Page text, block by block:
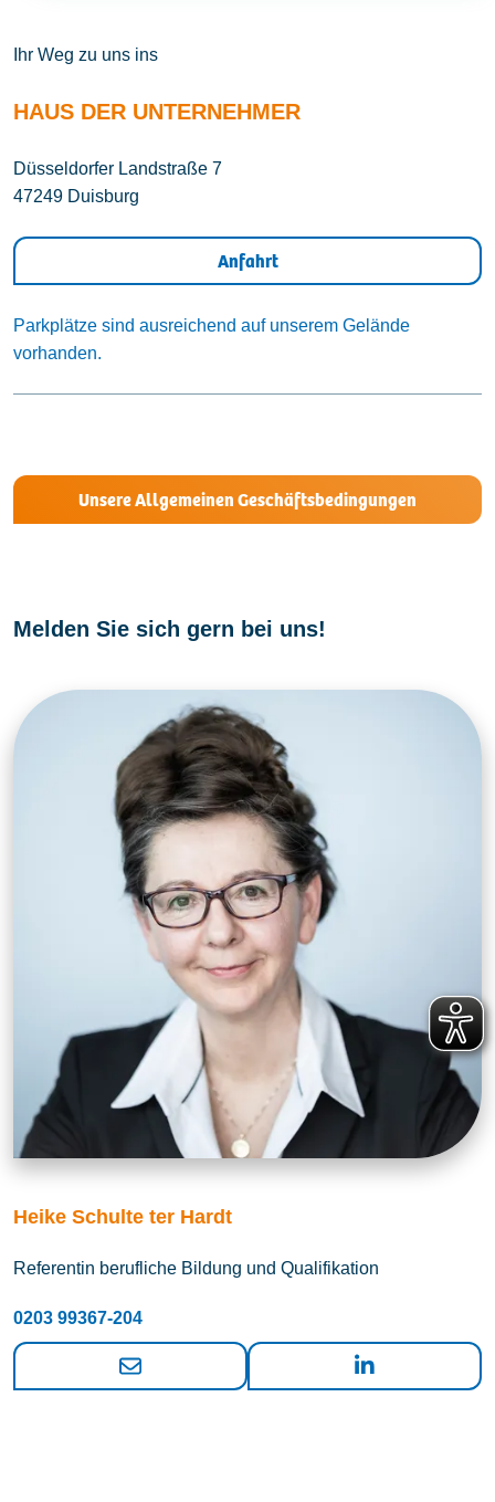
Ihr Weg zu uns ins
HAUS DER UNTERNEHMER
Düsseldorfer Landstraße 7
47249 Duisburg
Anfahrt
Parkplätze sind ausreichend auf unserem Gelände
vorhanden.
Unsere Allgemeinen Geschäftsbedingungen
Melden Sie sich gern bei uns!
Heike Schulte ter Hardt
Referentin berufliche Bildung und Qualifikation
0203 99367-204